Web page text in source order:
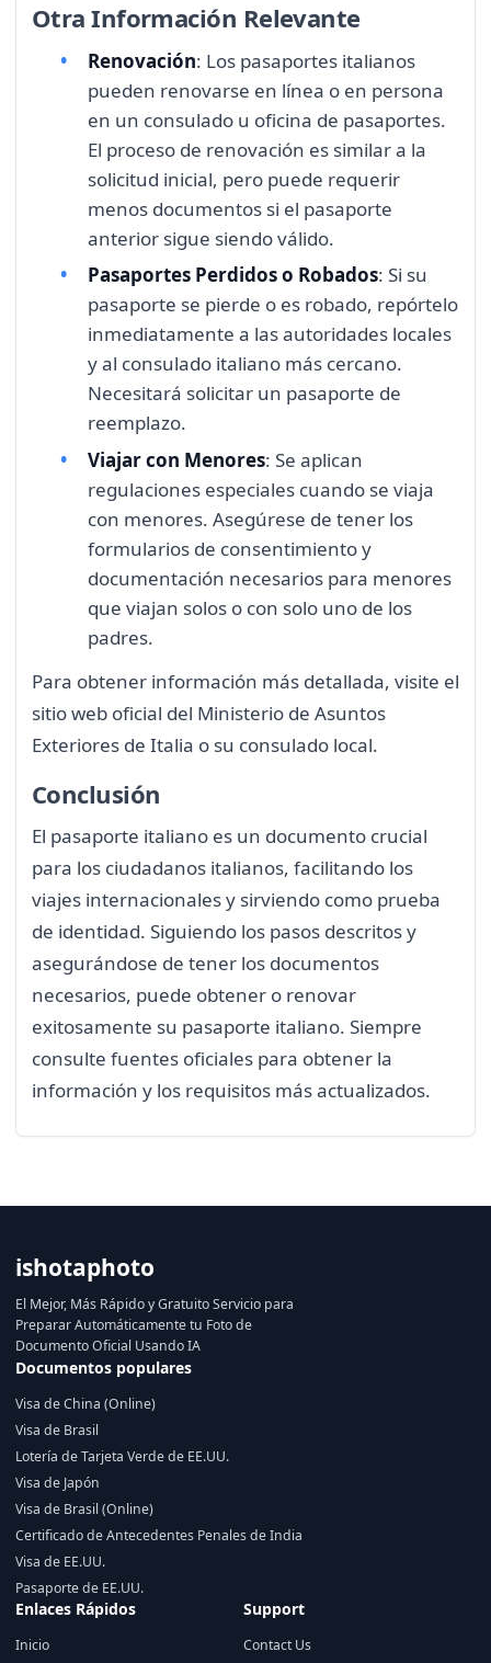
Otra Información Relevante
Renovación: Los pasaportes italianos
pueden renovarse en línea o en persona
en un consulado u oficina de pasaportes.
El proceso de renovación es similar a la
solicitud inicial, pero puede requerir
menos documentos si el pasaporte
anterior sigue siendo válido.
Pasaportes Perdidos o Robados: Si su
pasaporte se pierde o es robado, repórtelo
inmediatamente a las autoridades locales
y al consulado italiano más cercano.
Necesitará solicitar un pasaporte de
reemplazo.
Viajar con Menores: Se aplican
regulaciones especiales cuando se viaja
con menores. Asegúrese de tener los
formularios de consentimiento y
documentación necesarios para menores
que viajan solos o con solo uno de los
padres.
Para obtener información más detallada, visite el
sitio web oficial del Ministerio de Asuntos
Exteriores de Italia o su consulado local.
Conclusión
El pasaporte italiano es un documento crucial
para los ciudadanos italianos, facilitando los
viajes internacionales y sirviendo como prueba
de identidad. Siguiendo los pasos descritos y
asegurándose de tener los documentos
necesarios, puede obtener o renovar
exitosamente su pasaporte italiano. Siempre
consulte fuentes oficiales para obtener la
información y los requisitos más actualizados.
ishotaphoto
El Mejor, Más Rápido y Gratuito Servicio para
Preparar Automáticamente tu Foto de
Documento Oficial Usando IA
Documentos populares
Visa de China (Online)
Visa de Brasil
Lotería de Tarjeta Verde de EE.UU.
Visa de Japón
Visa de Brasil (Online)
Certificado de Antecedentes Penales de India
Visa de EE.UU.
Pasaporte de EE.UU.
Enlaces Rápidos
Inicio
Support
Contact Us